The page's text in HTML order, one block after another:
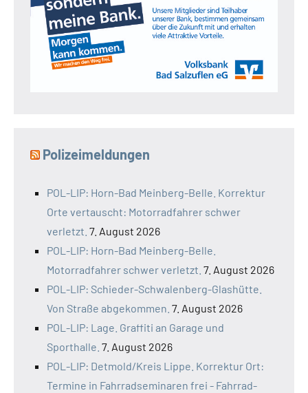
Polizeimeldungen
POL-LIP: Horn-Bad Meinberg-Belle. Korrektur
Orte vertauscht: Motorradfahrer schwer
verletzt. 7. August 2026
POL-LIP: Horn-Bad Meinberg-Belle.
Motorradfahrer schwer verletzt. 7. August 2026
POL-LIP: Schieder-Schwalenberg-Glashütte.
Von Straße abgekommen. 7. August 2026
POL-LIP: Lage. Graffiti an Garage und
Sporthalle. 7. August 2026
POL-LIP: Detmold/Kreis Lippe. Korrektur Ort:
Termine in Fahrradseminaren frei - Fahrrad-